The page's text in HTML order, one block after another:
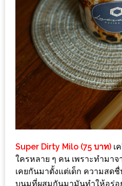
:
ทำไม
เรา
ไม่
ทำ
อาหาร
ทาน
เอง?
SHOP
TOP
10
Super Dirty Milo (75 บาท) เ
ใครหลาย ๆ คน เพราะทำมา
เคยกันมาตั้งแต่เด็ก ความสด
บนมที่ผสมกันมามันทำให้อร่อ